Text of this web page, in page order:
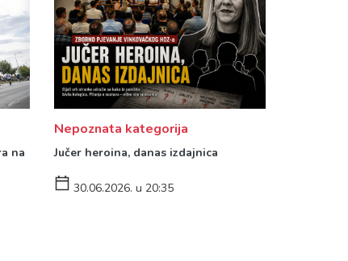
na
Nepoznata kategorija
Jučer heroina, danas izdajnica
30.06.2026. u 20:35